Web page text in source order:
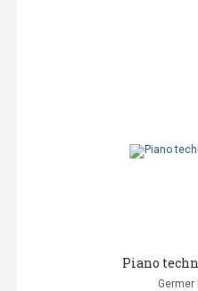
Piano
Germer